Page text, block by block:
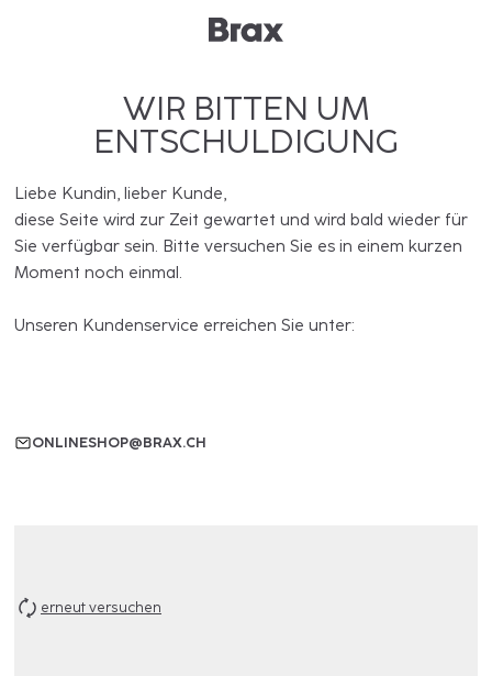
WIR BITTEN UM
ENTSCHULDIGUNG
Liebe Kundin, lieber Kunde,
diese Seite wird zur Zeit gewartet und wird bald wieder für
Sie verfügbar sein. Bitte versuchen Sie es in einem kurzen
Moment noch einmal.
Unseren Kundenservice erreichen Sie unter:
ONLINESHOP@BRAX.CH
erneut versuchen